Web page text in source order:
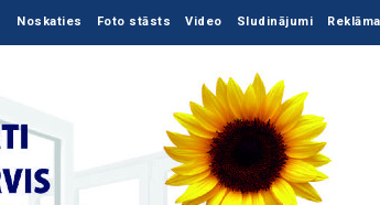
Noskaties Foto stāsts Video Sludinājumi